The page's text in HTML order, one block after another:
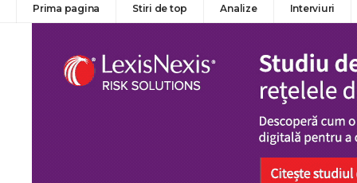
Prima pagina Stiri de top Analize Interviuri